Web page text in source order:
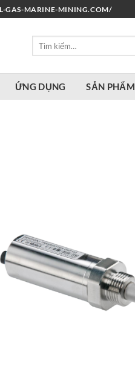
GAS-MARINE-MINING.COM/
ỨNG DỤNG SẢN PHẨM